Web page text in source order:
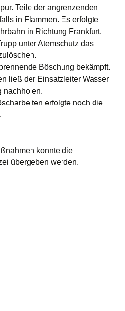
Teile der angrenzenden
in Flammen. Es erfolgte
in Richtung Frankfurt.
unter Atemschutz das
Böschung bekämpft.
ließ der Einsatzleiter Wasser
nachholen.
erfolgte noch die
konnte die
übergeben werden.